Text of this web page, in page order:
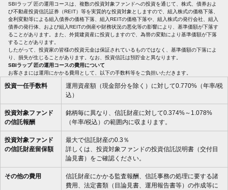
SBIラップ 匠の運用コースは、複数の投資対象ファンドへの投資を通じて、株式、債券およ
び不動産投資信託証券（REIT）等を実質的な投資対象としますので、組入株式の価格下落、
金利変動等による組入債券の価格下落、組入REITの価格下落や、組入株式の発行会社、組入
債券の発行体、および組入REITの倒産や財務状況の悪化等の影響により、基準価額が下落す
ることがあります。また、外貨建資産に投資しますので、為替の変動により基準価額が下落
することがあります。
したがって、投資家の皆様の投資元金は保証されているものではなく、基準価額の下落によ
り、損失が生じることがあります。なお、投資信託は預貯金と異なります。
SBIラップ 匠の運用コースの費用について
お客さまには運用にかかる費用として、以下の手数料等をご負担いただきます。
投資一任手数料
運用資産額（現金部分を除く）に対して0.770%（年率/税
込）
投資対象ファンド
の信託報酬
銘柄毎に異なり、信託財産に対して0.374%～1.078%
（年率/税込）の範囲内に収まります。
投資対象ファンド
の信託財産留保額
最大で信託財産の0.3％
詳しくは、投資対象ファンドの投資信託説明書（交付目
論見書）をご確認ください。
その他の費用
信託財産にかかる監査報酬、信託事務の処理に要する諸
費用、法定書類（目論見書、運用報告書等）の作成等に